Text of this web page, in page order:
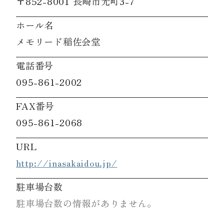
ホール名
メモリード稲佐会堂
電話番号
095-861-2002
FAX番号
095-861-2068
URL
http://inasakaidou.jp/
駐車場台数
駐車場台数の情報がありません。